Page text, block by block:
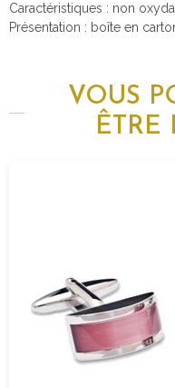
Caractéristiques : non
Présentation : boîte en
VOUS
ÊTRE